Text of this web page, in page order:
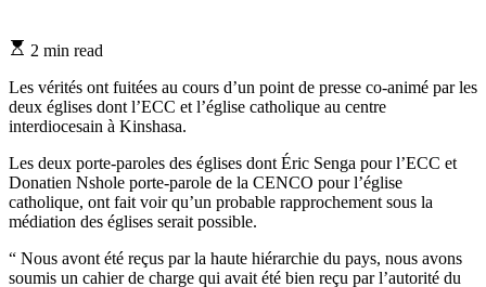
Estimated
time
2 min read
Les vérités ont fuitées au cours d’un point de presse co-animé par les
deux églises dont l’ECC et l’église catholique au centre
interdiocesain à Kinshasa.
Les deux porte-paroles des églises dont Éric Senga pour l’ECC et
Donatien Nshole porte-parole de la CENCO pour l’église
catholique, ont fait voir qu’un probable rapprochement sous la
médiation des églises serait possible.
“ Nous avont été reçus par la haute hiérarchie du pays, nous avons
soumis un cahier de charge qui avait été bien reçu par l’autorité du